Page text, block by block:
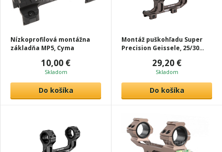
Nízkoprofilová montážna
základňa MP5, Cyma
10,00 €
Skladom
Do košíka
Montáž puškohľadu Super
Precision Geissele, 25/30
29,20 €
Skladom
Do košíka